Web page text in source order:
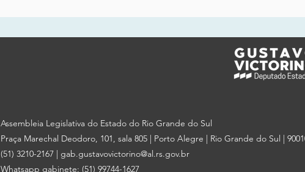
Assembleia Legislativa do Estado do Rio Grande do Sul
Praça Marechal Deodoro, 101, sala 805 | Porto Alegre | Rio Grande do Sul |
(51) 3210-2167 | gab.gustavovictorino@al.rs.gov.br
Whatsapp gabinete: (51) 99744-1627